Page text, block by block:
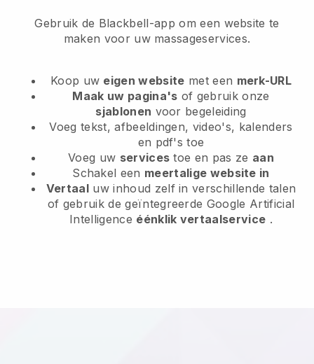
Gebruik de Blackbell-app om een website te
maken voor uw massageservices.
Koop uw eigen website met een merk-URL
Maak uw pagina's of gebruik onze
sjablonen voor begeleiding
Voeg tekst, afbeeldingen, video's, kalenders
en pdf's toe
Voeg uw services toe en pas ze aan
Schakel een meertalige website in
Vertaal uw inhoud zelf in verschillende talen
of gebruik de geïntegreerde Google Artificial
Intelligence éénklik vertaalservice .